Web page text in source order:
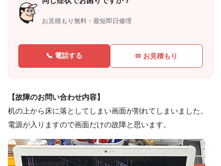
お見積もり無料・最短即日修理
📞 電話する ✉ お見積もり
【故障のお問い合わせ内容】
机の上から床に落としてしまい画面が割れてしまいました。
電源が入りますので画面だけの故障と思います。